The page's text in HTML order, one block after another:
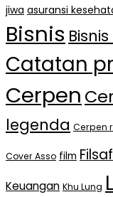
jiwa asuransi
Bisnis
Catatan
Cerpen
legenda Cerpen
Cover Asso film
Keuangan Khu Lung